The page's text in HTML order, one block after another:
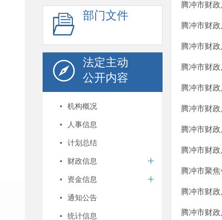
部门文件
法定主动
公开内容
机构概况
人事信息
计划总结
财政信息
资金信息
通知公告
统计信息
腾冲市财
腾冲市财
腾冲市财
腾冲市财
腾冲市财
腾冲市财
腾冲市财
腾冲市财
腾冲市聚
腾冲市财
腾冲市财